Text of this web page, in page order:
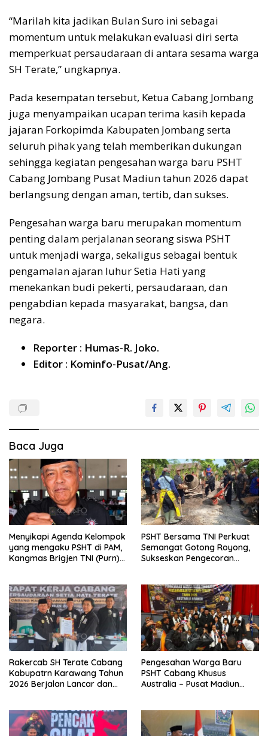
“Marilah kita jadikan Bulan Suro ini sebagai
momentum untuk melakukan evaluasi diri serta
memperkuat persaudaraan di antara sesama warga
SH Terate,” ungkapnya.
Pada kesempatan tersebut, Ketua Cabang Jombang
juga menyampaikan ucapan terima kasih kepada
jajaran Forkopimda Kabupaten Jombang serta
seluruh pihak yang telah memberikan dukungan
sehingga kegiatan pengesahan warga baru PSHT
Cabang Jombang Pusat Madiun tahun 2026 dapat
berlangsung dengan aman, tertib, dan sukses.
Pengesahan warga baru merupakan momentum
penting dalam perjalanan seorang siswa PSHT
untuk menjadi warga, sekaligus sebagai bentuk
pengamalan ajaran luhur Setia Hati yang
menekankan budi pekerti, persaudaraan, dan
pengabdian kepada masyarakat, bangsa, dan
negara.
Reporter : Humas-R. Joko.
Editor : Kominfo-Pusat/Ang.
Baca Juga
Menyikapi Agenda Kelompok
yang mengaku PSHT di PAM,
Kangmas Brigjen TNI (Purn)
PSHT Bersama TNI Perkuat
Semangat Gotong Royong,
Sukseskan Pengecoran
Rakercab SH Terate Cabang
Kabupatrn Karawang Tahun
2026 Berjalan Lancar dan
Pengesahan Warga Baru
PSHT Cabang Khusus
Australia – Pusat Madiun